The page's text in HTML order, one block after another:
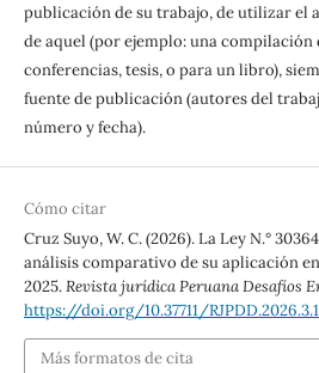
publicación de su trabajo, de utilizar el
de aquel (por ejemplo: una compilación
conferencias, tesis, o para un libro),
fuente de publicación (autores del
número y fecha).
Cómo citar
Cruz Suyo, W. C. (2026). La Ley N.°
análisis comparativo de su aplicación
2025.Revista jurídica Peruana Desafíos
https://doi.org/10.37711/
Más formatos de cita